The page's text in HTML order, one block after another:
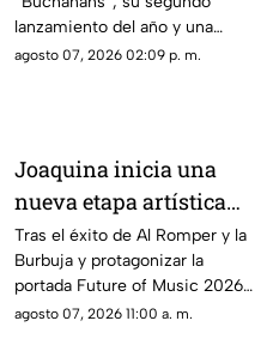
esperaban desde hace
dos años
lanzamiento del año y una
composición de su autoría que
el artista compartió un primer
adelanto en redes sociales.
agosto 07, 2026 02:09 p. m.
Joaquina inicia una
nueva etapa artística
con 'Verano en la
Ciudad'
Tras el éxito de Al Romper y la
Burbuja y protagonizar la
portada Future of Music 2026,
de Rolling Stone en español, la
agosto 07, 2026 11:00 a. m.